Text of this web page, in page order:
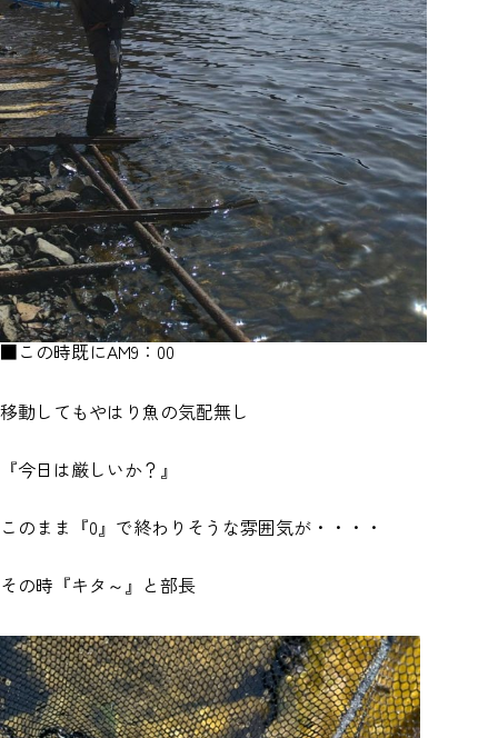
■この時既にAM9：00
移動してもやはり魚の気配無し
『今日は厳しいか？』
このまま『0』で終わりそうな雰囲気が・・・・
その時『キタ～』と部長